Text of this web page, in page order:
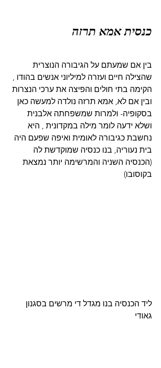
כנסית אמא תרזה
בין אם שמעתם על הגיבורה הנוצרית
שהצילה חיים ועזרה למיליוני אנשים בהודו ,
הקימה בתי חולים והפיצה את ערכי הנצרות
ובין אם לא, אמא תרזה נולדה למעשה כאן
בסקופיה- ולמרות שמשפחתה אלבנית
ושלא ידעה לומר מילה במקדונית , היא
נחשבת כגיבורה לאומית ואיפה שפעם היה
בית נעוריה, בנו כנסיה שמוקדשת לה
(הכנסיה השניה והמרשימה יותר נמצאת
בקוסובו)
ליד הכנסיה בנו מגדל די מרשים בסגנון
גאודי